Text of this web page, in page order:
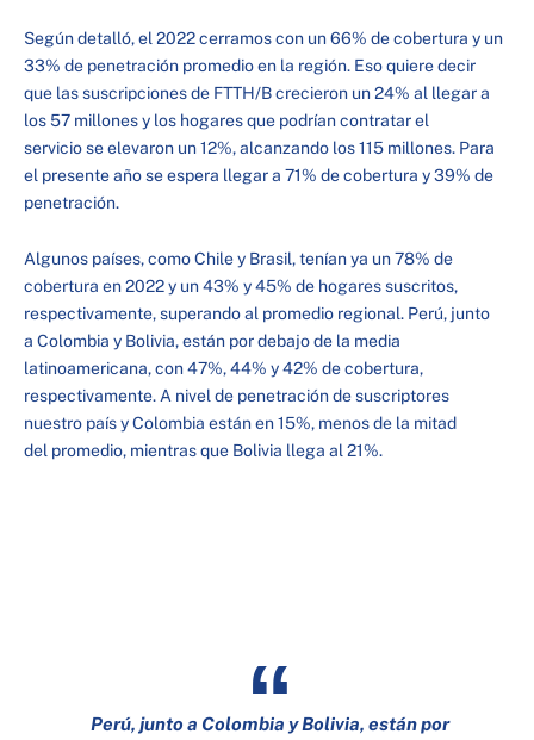
Según detalló, el 2022 cerramos con un 66% de cobertura y un
33% de penetración promedio en la región. Eso quiere decir
que las suscripciones de FTTH/B crecieron un 24% al llegar a
los 57 millones y los hogares que podrían contratar el
servicio se elevaron un 12%, alcanzando los 115 millones. Para
el presente año se espera llegar a 71% de cobertura y 39% de
penetración.
Algunos países, como Chile y Brasil, tenían ya un 78% de
cobertura en 2022 y un 43% y 45% de hogares suscritos,
respectivamente, superando al promedio regional. Perú, junto
a Colombia y Bolivia, están por debajo de la media
latinoamericana, con 47%, 44% y 42% de cobertura,
respectivamente. A nivel de penetración de suscriptores
nuestro país y Colombia están en 15%, menos de la mitad
del promedio, mientras que Bolivia llega al 21%.
Perú, junto a Colombia y Bolivia, están por